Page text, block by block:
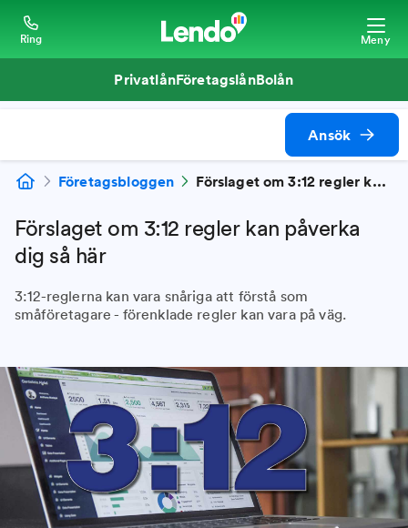
Ring Meny
PrivatlånFöretagslånBolån
Ansök
Företagsbloggen Förslaget om 3:12 regler kan påverka dig så här
Förslaget om 3:12 regler kan påverka
dig så här
3:12-reglerna kan vara snåriga att förstå som
småföretagare - förenklade regler kan vara på väg.